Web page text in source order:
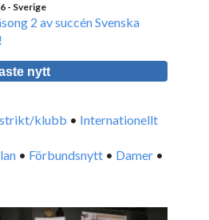
- Sverige
2 av succén Svenska
nytt
klubb • Internationellt
• Förbundsnytt • Damer •